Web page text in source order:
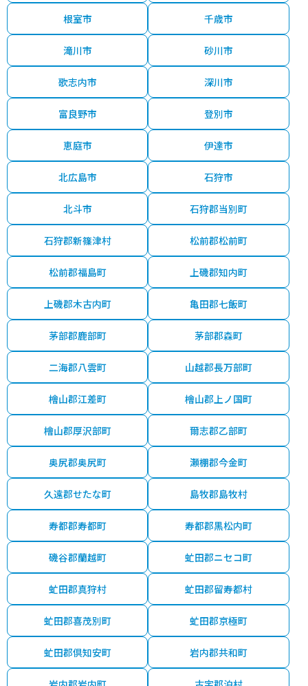
根室市 千歳市
滝川市 砂川市
歌志内市 深川市
富良野市 登別市
恵庭市 伊達市
北広島市 石狩市
北斗市 石狩郡当別町
石狩郡新篠津村 松前郡松前町
松前郡福島町 上磯郡知内町
上磯郡木古内町 亀田郡七飯町
茅部郡鹿部町 茅部郡森町
二海郡八雲町 山越郡長万部町
檜山郡江差町 檜山郡上ノ国町
檜山郡厚沢部町 爾志郡乙部町
奥尻郡奥尻町 瀬棚郡今金町
久遠郡せたな町 島牧郡島牧村
寿都郡寿都町 寿都郡黒松内町
磯谷郡蘭越町 虻田郡ニセコ町
虻田郡真狩村 虻田郡留寿都村
虻田郡喜茂別町 虻田郡京極町
虻田郡倶知安町 岩内郡共和町